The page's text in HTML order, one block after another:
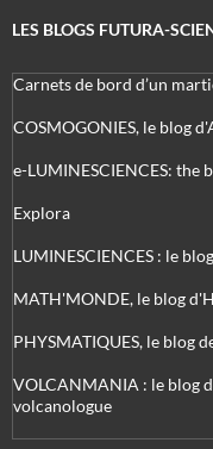
LES BLOGS FUTURA-
Carnets de bord d’un
COSMOGONIES, le blog
e-LUMINESCIENCES: the
Explora
LUMINESCIENCES : le
MATH'MONDE, le blog
PHYSMATIQUES, le blog
VOLCANMANIA : le blog
volcanologue